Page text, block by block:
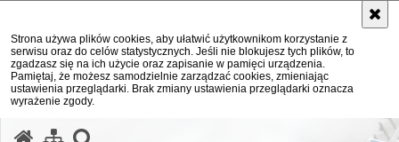
Strona używa plików cookies, aby ułatwić użytkownikom korzystanie z
serwisu oraz do celów statystycznych. Jeśli nie blokujesz tych plików, to
zgadzasz się na ich użycie oraz zapisanie w pamięci urządzenia.
Pamiętaj, że możesz samodzielnie zarządzać cookies, zmieniając
ustawienia przeglądarki. Brak zmiany ustawienia przeglądarki oznacza
wyrażenie zgody.